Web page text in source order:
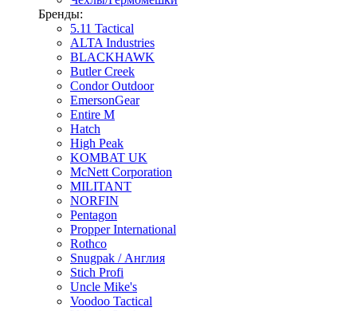
Бренды:
5.11 Tactical
ALTA Industries
BLACKHAWK
Butler Creek
Condor Outdoor
EmersonGear
Entire M
Hatch
High Peak
KOMBAT UK
McNett Corporation
MILITANT
NORFIN
Pentagon
Propper International
Rothco
Snugpak / Англия
Stich Profi
Uncle Mike's
Voodoo Tactical